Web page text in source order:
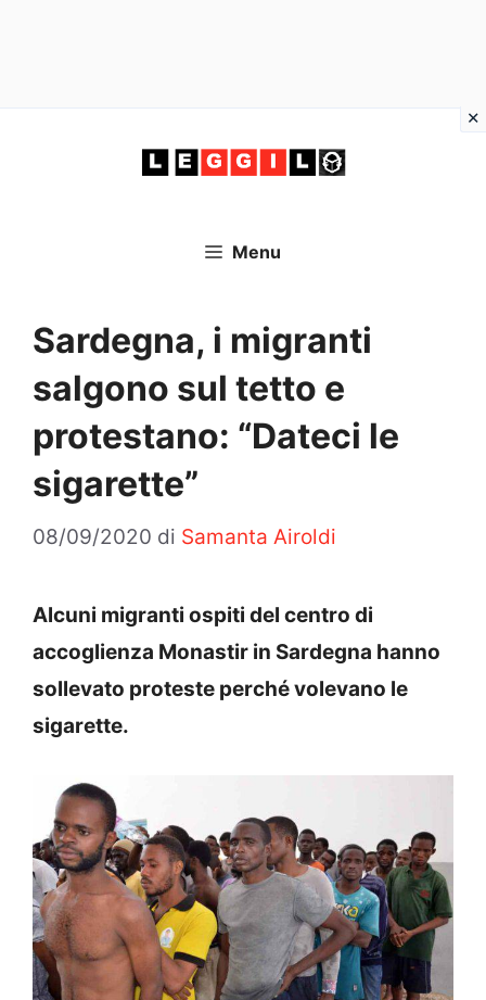
Menu
Sardegna, i migranti
salgono sul tetto e
protestano: “Dateci le
sigarette”
08/09/2020 di Samanta Airoldi
Alcuni migranti ospiti del centro di
accoglienza Monastir in Sardegna hanno
sollevato proteste perché volevano le
sigarette.